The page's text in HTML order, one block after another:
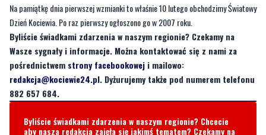
Wasze sygnały i informacje. Można kontaktować się z nami za
pośrednictwemstrony facebookoweji mailowo:
redakcja@kociewie24.pl. Dyżurujemy także pod numerem telefonu
882 657 684.
Byliście świadkami zdarzenia w naszym regionie? Chcecie
aby nasza redakcja zajęła się jakimś tematem? Czekamy na
Wasze sygnały i informacje. Można kontaktować się z naszą
redakcja@nadmorski24.plDyżurujemy także pod numerem
telefonu729 715 670.